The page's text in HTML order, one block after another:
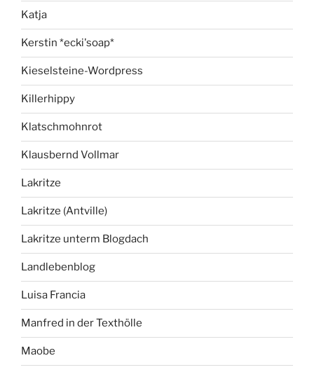
Katja
Kerstin *ecki'soap*
Kieselsteine-Wordpress
Killerhippy
Klatschmohnrot
Klausbernd Vollmar
Lakritze
Lakritze (Antville)
Lakritze unterm Blogdach
Landlebenblog
Luisa Francia
Manfred in der Texthölle
Maobe